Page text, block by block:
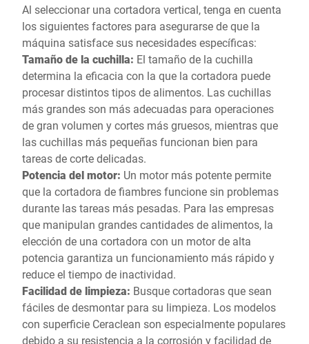
Al seleccionar una cortadora vertical, tenga en cuenta
los siguientes factores para asegurarse de que la
máquina satisface sus necesidades específicas:
Tamaño de la cuchilla: El tamaño de la cuchilla
determina la eficacia con la que la cortadora puede
procesar distintos tipos de alimentos. Las cuchillas
más grandes son más adecuadas para operaciones
de gran volumen y cortes más gruesos, mientras que
las cuchillas más pequeñas funcionan bien para
tareas de corte delicadas.
Potencia del motor: Un motor más potente permite
que la cortadora de fiambres funcione sin problemas
durante las tareas más pesadas. Para las empresas
que manipulan grandes cantidades de alimentos, la
elección de una cortadora con un motor de alta
potencia garantiza un funcionamiento más rápido y
reduce el tiempo de inactividad.
Facilidad de limpieza: Busque cortadoras que sean
fáciles de desmontar para su limpieza. Los modelos
con superficie Ceraclean son especialmente populares
debido a su resistencia a la corrosión y facilidad de